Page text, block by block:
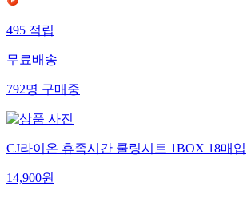
495적립
무료배송
792명구매중
CJ라이온 휴족시간 쿨링시트 1BOX 18매입
14,900원